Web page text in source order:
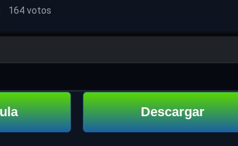
164 votos
Descargar